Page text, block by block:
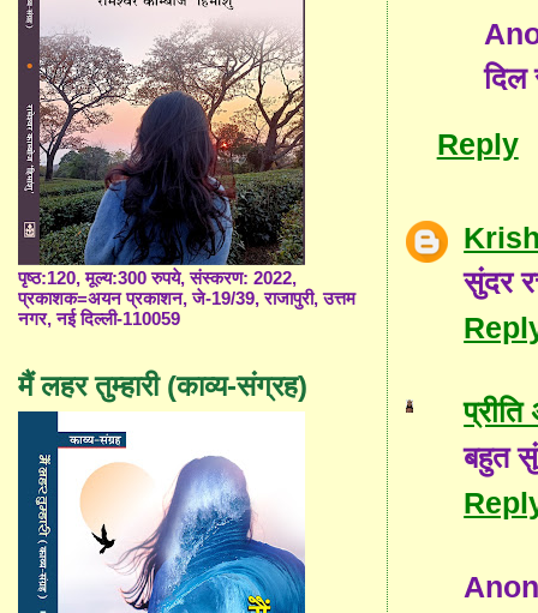
दिल
Reply
सुंदर
बहुत
पृष्ठ:120, मूल्य:300 रुपये, संस्करण: 2022,
प्रकाशक=अयन प्रकाशन, जे-19/39, राजापुरी, उत्तम
नगर, नई दिल्ली-110059
मैं लहर तुम्हारी (काव्य-संग्रह)